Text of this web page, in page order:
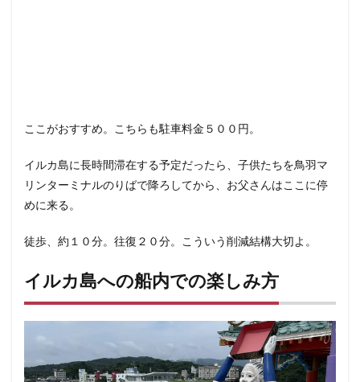
ここがおすすめ。こちらも駐車料金５００円。
イルカ島に長時間滞在する予定だったら、子供たちを鳥羽マ
リンターミナルのりばで降ろしてから、お父さんはここに停
めに来る。
徒歩、約１０分。往復２０分。こういう削減結構大切よ。
イルカ島への船内での楽しみ方